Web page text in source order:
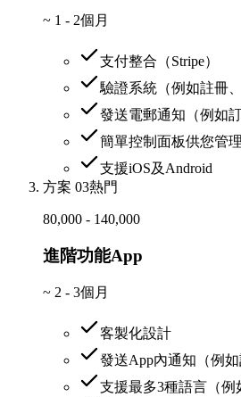
~ 1 - 2個月
支付整合（Stripe）
驗證系統（例如註冊、
發送電郵通知（例如訂
簡單控制面板供您管
支援iOS及Android
方案 03熱門
80,000 - 140,000
進階功能App
~ 2 - 3個月
客製化設計
發送App內通知（例如
支援最多3種語言（